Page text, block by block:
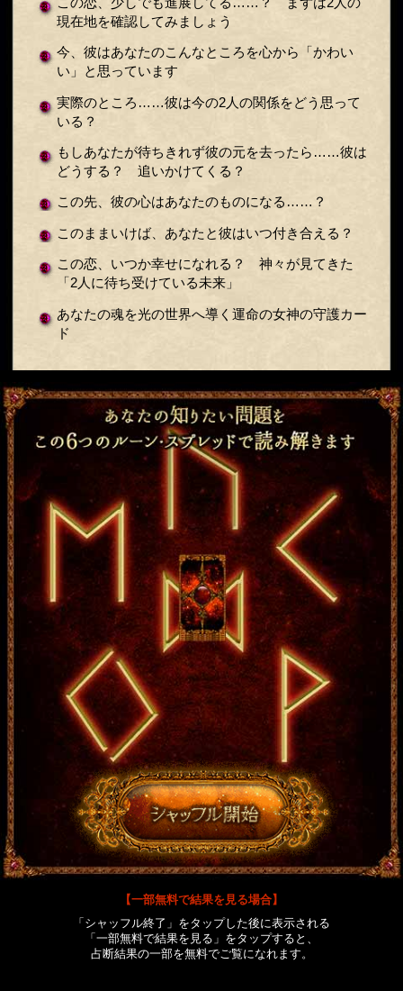
現在地を確認してみましょう
今、彼はあなたのこんなところを心から「かわい
い」と思っています
実際のところ……彼は今の2人の関係をどう思って
いる？
もしあなたが待ちきれず彼の元を去ったら……彼は
どうする？ 追いかけてくる？
この先、彼の心はあなたのものになる……？
このままいけば、あなたと彼はいつ付き合える？
この恋、いつか幸せになれる？ 神々が見てきた
「2人に待ち受けている未来」
あなたの魂を光の世界へ導く運命の女神の守護カー
ド
【一部無料で結果を見る場合】
「シャッフル終了」をタップした後に表示される
「一部無料で結果を見る」をタップすると、
占断結果の一部を無料でご覧になれます。